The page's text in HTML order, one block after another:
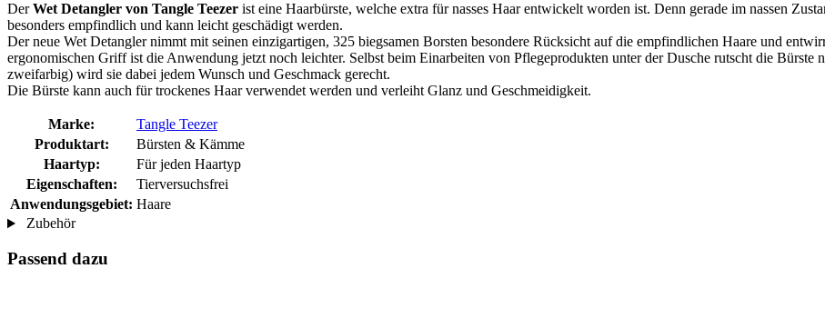
DerWet Detangler von Tangle Teezer ist eine Haarbürste, welche extra für nasses Haar entwickelt worden ist. Denn gerade im nassen
besonders empfindlich und kann leicht geschädigt werden.
Der neue Wet Detangler nimmt mit seinen einzigartigen, 325 biegsamen Borsten besondere Rücksicht auf die empfindlichen Haare und
ergonomischen Griff ist die Anwendung jetzt noch leichter. Selbst beim Einarbeiten von Pflegeprodukten unter der Dusche rutscht die Bürste
zweifarbig) wird sie dabei jedem Wunsch und Geschmack gerecht.
Die Bürste kann auch für trockenes Haar verwendet werden und verleiht Glanz und Geschmeidigkeit.
Marke:
Tangle Teezer
Produktart:
Bürsten & Kämme
Haartyp:
Für jeden Haartyp
Eigenschaften:
Tierversuchsfrei
Anwendungsgebiet: Haare
Zubehör
Passend dazu